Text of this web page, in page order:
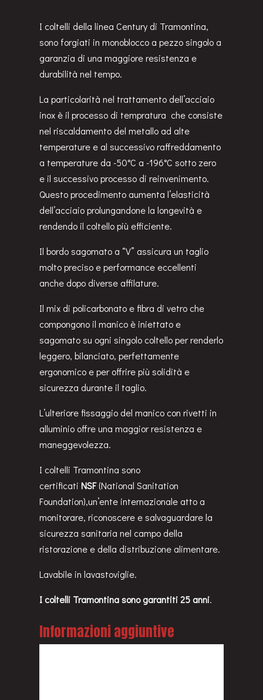
I coltelli della linea Century di Tramontina,
sono forgiati in monoblocco a pezzo singolo a
garanzia di una maggiore resistenza e
durabilità nel tempo.
La particolarità nel trattamento dell’acciaio
inox è il processo di tempratura che consiste
nel riscaldamento del metallo ad alte
temperature e al successivo raffreddamento
a temperature da -50°C a -196°C sotto zero
e il successivo processo di reinvenimento.
Questo procedimento aumenta l’elasticità
dell’acciaio prolungandone la longevità e
rendendo il coltello più efficiente.
Il bordo sagomato a “V” assicura un taglio
molto preciso e performance eccellenti
anche dopo diverse affilature.
Il mix di policarbonato e fibra di vetro che
compongono il manico è iniettato e
sagomato su ogni singolo coltello per renderlo
leggero, bilanciato, perfettamente
ergonomico e per offrire più solidità e
sicurezza durante il taglio.
L’ulteriore fissaggio del manico con rivetti in
alluminio offre una maggior resistenza e
maneggevolezza.
I coltelli Tramontina sono
certificatiNSF(National Sanitation
Foundation),un’ente internazionale atto a
monitorare, riconoscere e salvaguardare la
sicurezza sanitaria nel campo della
ristorazione e della distribuzione alimentare.
Lavabile in lavastoviglie.
I coltelli Tramontina sono garantiti 25 anni.
Informazioni aggiuntive